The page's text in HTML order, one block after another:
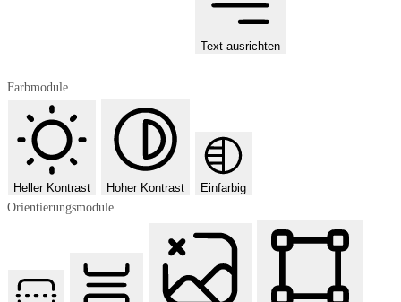
Text ausrichten
Farbmodule
Heller Kontrast Hoher Kontrast
Einfarbig
Orientierungsmodule